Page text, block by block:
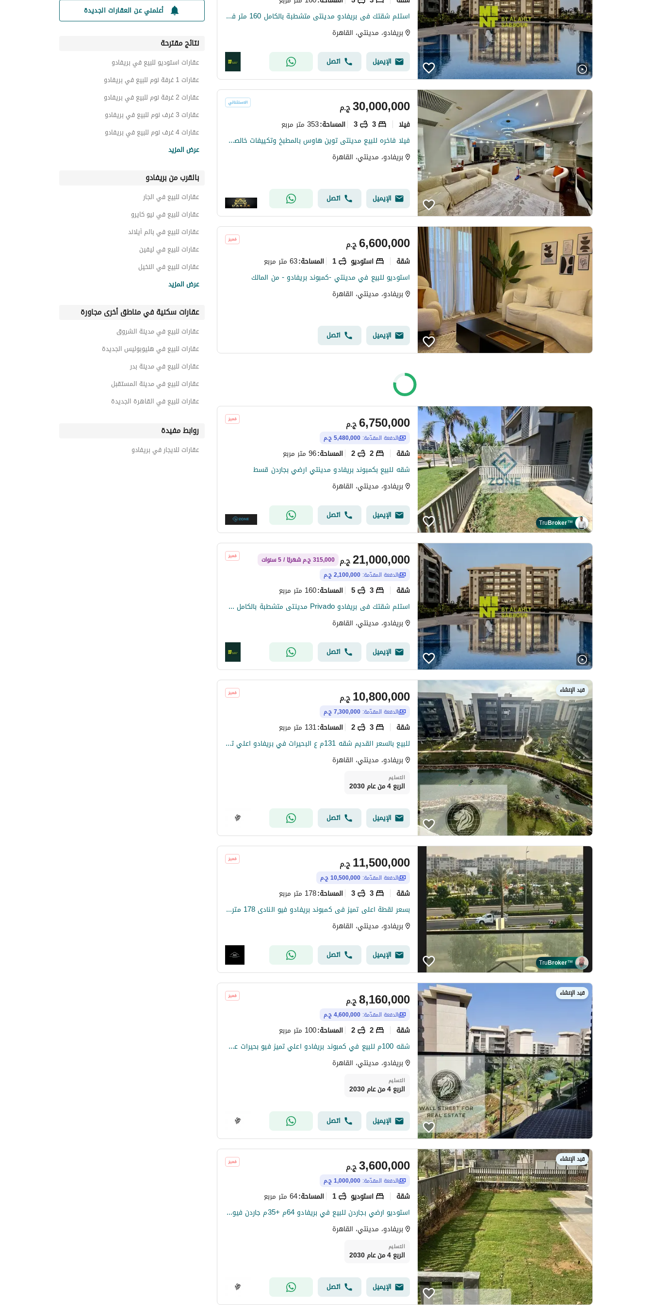
استلم شقتك فى بريفادو مدينتى متشطبة بالكامل 160 متر فيو حمام سباحة 3 غرف نوم ماستر.
بريفادو، مدينتي، القاهرة
الإيميل اتصل
ج.م30,000,000
فیلا 3
3 المساحة:353 متر مربع
فيلا فاخره للبيع مدينتى توين هاوس بالمطبخ وتكييفات خالصة تشطيبات سوبر لوكس النموذج المرغوب دايما بمدينتي
بريفادو، مدينتي، القاهرة
الإيميل اتصل
ج.م6,600,000
شقة استوديو 1 المساحة:63 متر مربع
استوديو للبيع في مدينتي -كمبوند بريفادو - من المالك
بريفادو، مدينتي، القاهرة
الإيميل اتصل
TruBroker™
ج.م6,750,000
الدفعة المقدّمة: 5,480,000 ج.م
شقة 2
2 المساحة:96 متر مربع
شقه للبيع بكمبوند بريفادو مدينتي ارضي بجاردن قسط
بريفادو، مدينتي، القاهرة
الإيميل اتصل
ج.م21,000,000
315,000 ج.م شهريًا / 5 سنوات
الدفعة المقدّمة: 2,100,000 ج.م
شقة 3
5 المساحة:160 متر مربع
استلم شقتك فى بريفادو Privado مدينتى متشطبة بالكامل 160 متر فيو حمام سباحة 3 غرف نوم ماستر.
بريفادو، مدينتي، القاهرة
الإيميل اتصل
قيد الإنشاء
ج.م10,800,000
الدفعة المقدّمة: 7,300,000 ج.م
شقة 3
2 المساحة:131 متر مربع
للبيع بالسعر القديم شقه 131م ع البحيرات في بريفادو اعلي تميز باقل اجمالي عقد بحري - بالجراج
بريفادو، مدينتي، القاهرة
التسليم
الربع 4 من عام 2030
الإيميل اتصل
TruBroker™
ج.م11,500,000
الدفعة المقدّمة: 10,500,000 ج.م
شقة 3
3 المساحة:178 متر مربع
بسعر لقطة اعلى تميز فى كمبوند بريفادو فيو النادى 178 متر استلام فورى اول سكن سعر مميز جدا جراج خاص اسفل العمارة دور متكرر
بريفادو، مدينتي، القاهرة
الإيميل اتصل
قيد الإنشاء
ج.م8,160,000
الدفعة المقدّمة: 4,600,000 ج.م
شقة 2
2 المساحة:100 متر مربع
شقه 100م للبيع في كمبوند بريفادو اعلي تميز فيو بحيرات عقد قديم بالجراج طرفيه بحري
بريفادو، مدينتي، القاهرة
التسليم
الربع 4 من عام 2030
الإيميل اتصل
قيد الإنشاء
ج.م3,600,000
الدفعة المقدّمة: 1,000,000 ج.م
شقة استوديو 1 المساحة:64 متر مربع
استوديو ارضي بجاردن للبيع في بريفادو 64م +35م جاردن فيو جاردن استلام شهور امام الشانزليزيه اقل اجمالي عقد
بريفادو، مدينتي، القاهرة
التسليم
الربع 4 من عام 2030
الإيميل اتصل
أعلمني عن العقارات الجديدة
نتائج مقترحة
عقارات استوديو للبيع في بريفادو
عقارات 1 غرفة نوم للبيع في بريفادو
عقارات 2 غرفة نوم للبيع في بريفادو
عقارات 3 غرف نوم للبيع في بريفادو
عقارات 4 غرف نوم للبيع في بريفادو
غرف للبيع في بريفادو
شقق فندقية للبيع في بريفادو
تاون هاوس للبيع في بريفادو
عقارات سكنية اخرى للبيع في بريفادو
دوبليكس للبيع في بريفادو
عرض المزيد
بالقرب من بريفادو
عقارات للبيع في الجار
عقارات للبيع في نيو كايرو
عقارات للبيع في بالم أيلاند
عقارات للبيع في ليفين
عقارات للبيع في النخيل
عقارات للبيع في ذا بترفلاي
عقارات للبيع في باتيو سولا
عقارات للبيع في ايلين
عرض المزيد
عقارات سكنية في مناطق أخرى مجاورة
عقارات للبيع في مدينة الشروق
عقارات للبيع في هليوبوليس الجديدة
عقارات للبيع في مدينة بدر
عقارات للبيع في مدينة المستقبل
عقارات للبيع في القاهرة الجديدة
روابط مفيدة
عقارات للايجار في بريفادو